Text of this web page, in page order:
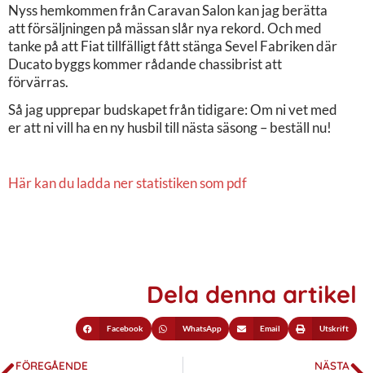
Nyss hemkommen från Caravan Salon kan jag berätta
att försäljningen på mässan slår nya rekord. Och med
tanke på att Fiat tillfälligt fått stänga Sevel Fabriken där
Ducato byggs kommer rådande chassibrist att
förvärras.
Så jag upprepar budskapet från tidigare: Om ni vet med
er att ni vill ha en ny husbil till nästa säsong – beställ nu!
Här kan du ladda ner statistiken som pdf
Dela denna artikel
Facebook WhatsApp Email Utskrift
FÖREGÅENDE NÄSTA